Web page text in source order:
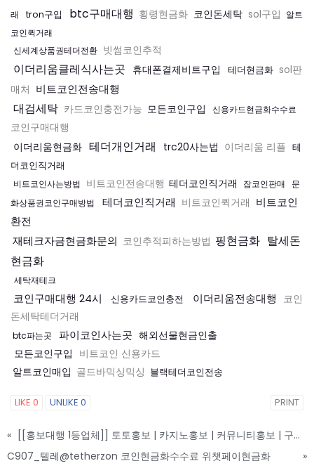
래 tron구입 btc구매대행 횡령현금화 코인돈세탁 sol구입 알트
코인퀵거래
신세계상품권테더전환 빗썸코인추적
이더리움클레식사는곳 휴대폰결제비트구입 테더현금화 sol판
매처 비트코인전송대행
대검세탁 카드코인충전가능 모든코인구입 신용카드현금화수수료
코인구매대행
이더리움현금화 테더개인거래 trc20사는법 이더리움 리플 테
더코인직거래
비트코인사는방법 비트코인전송대행 테더코인직거래 잡코인판매
문
화상품권코인구매방법
테더코인직거래 비트코인퀵거래 비트코인
환전
재테크자금현금화문의 코인추적피하는방법 핑현금화 탈세돈
현금화
세탁재테크
코인구매대행 24시 신용카드코인충전 이더리움전송대행
코인
돈세탁테더거래
btc파는곳 파이코인사는곳 해외선물현금인출
모든코인구입
비트코인 신용카드
알트코인매입 골드바믹싱믹싱 블랙테더코인전송
LIKE 0 UNLIKE 0 PRINT
«
[[홍보대행 1등업체]] 토토홍보 | 카지노홍보 | 커뮤니티홍보 | 구름광고
C907_텔레@tetherzon 코인현금화수수료 위챗페이현금화
»